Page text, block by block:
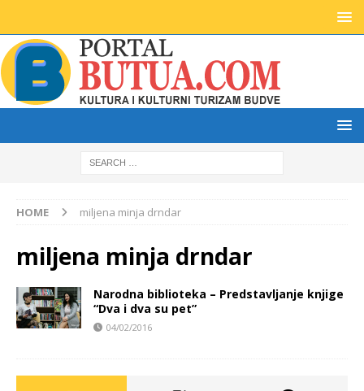
HOME miljena minja drndar
miljena minja drndar
Narodna biblioteka – Predstavljanje knjige
“Dva i dva su pet”
04/02/2016